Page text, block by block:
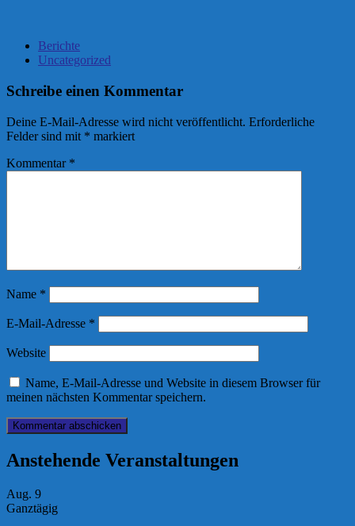
Berichte
Uncategorized
Schreibe einen Kommentar
Deine E-Mail-Adresse wird nicht veröffentlicht. Erforderliche
Felder sind mit * markiert
Kommentar *
Name *
E-Mail-Adresse *
Website
Name, E-Mail-Adresse und Website in diesem Browser für
meinen nächsten Kommentar speichern.
Anstehende Veranstaltungen
Aug. 9
Ganztägig